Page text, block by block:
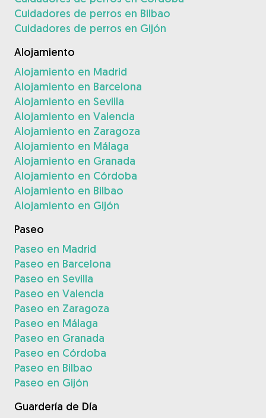
Cuidadores de perros en Bilbao
Cuidadores de perros en Gijón
Alojamiento
Alojamiento en Madrid
Alojamiento en Barcelona
Alojamiento en Sevilla
Alojamiento en Valencia
Alojamiento en Zaragoza
Alojamiento en Málaga
Alojamiento en Granada
Alojamiento en Córdoba
Alojamiento en Bilbao
Alojamiento en Gijón
Paseo
Paseo en Madrid
Paseo en Barcelona
Paseo en Sevilla
Paseo en Valencia
Paseo en Zaragoza
Paseo en Málaga
Paseo en Granada
Paseo en Córdoba
Paseo en Bilbao
Paseo en Gijón
Guardería de Día